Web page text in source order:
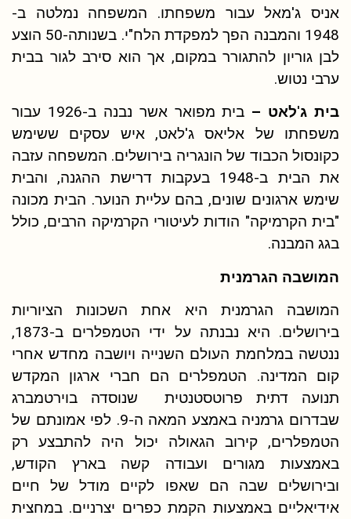
אניס ג'מאל עבור משפחתו. המשפחה נמלטה ב-
1948 והמבנה הפך למפקדת הלח"י. בשנותה-50 הוצע
לבן גוריון להתגורר במקום, אך הוא סירב לגור בבית
ערבי נטוש.
בית ג'לאט –
בית מפואר אשר נבנה ב-1926 עבור
משפחתו של אליאס ג'לאט, איש עסקים ששימש
כקונסול הכבוד של הונגריה בירושלים. המשפחה עזבה
את הבית ב-1948 בעקבות דרישת ההגנה, והבית
שימש ארגונים שונים, בהם עליית הנוער. הבית מכונה
"בית הקרמיקה" הודות לעיטורי הקרמיקה הרבים, כולל
בגג המבנה.
המושבה הגרמנית
המושבה הגרמנית היא אחת השכונות הציוריות
בירושלים. היא נבנתה על ידי הטמפלרים ב-1873,
ננטשה במלחמת העולם השנייה ויושבה מחדש אחרי
קום המדינה. הטמפלרים הם חברי ארגון המקדש
תנועה דתית פרוטסטנטית שנוסדה בוירטמברג
שבדרום גרמניה באמצע המאה ה-9. לפי אמונתם של
הטמפלרים, קירוב הגאולה יכול היה להתבצע רק
באמצעות מגורים ועבודה קשה בארץ הקודש,
ובירושלים שבה הם שאפו לקיים מודל של חיים
אידיאליים באמצעות הקמת כפרים יצרניים. במחצית